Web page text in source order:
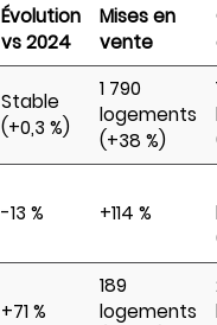
Évolution
vs 2024
Mises en
vente
Stable
(+0,3 %)
1 790
logements
(+38 %)
-13 % +114 %
+71 %
189
logements